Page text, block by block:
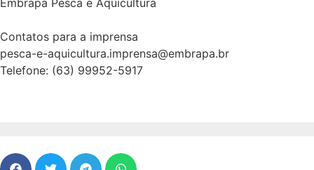
Embrapa Pesca e Aquicultura
Contatos para a imprensa
pesca-e-aquicultura.imprensa@embrapa.br
Telefone: (63) 99952-5917